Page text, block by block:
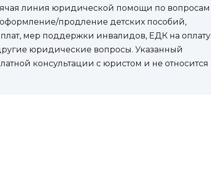
линия юридической помощи по вопросам
продление детских пособий,
мер поддержки инвалидов, ЕДК на оплату
юридические вопросы. Указанный
консультации с юристом и не относится